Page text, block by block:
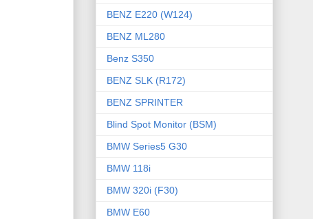
BENZ E220 (W124)
BENZ ML280
Benz S350
BENZ SLK (R172)
BENZ SPRINTER
Blind Spot Monitor (BSM)
BMW Series5 G30
BMW 118i
BMW 320i (F30)
BMW E60